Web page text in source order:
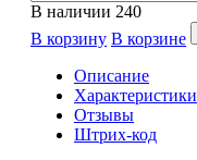
В наличии 240
В корзину В корзине
Описание
Характеристики
Отзывы
Штрих-код